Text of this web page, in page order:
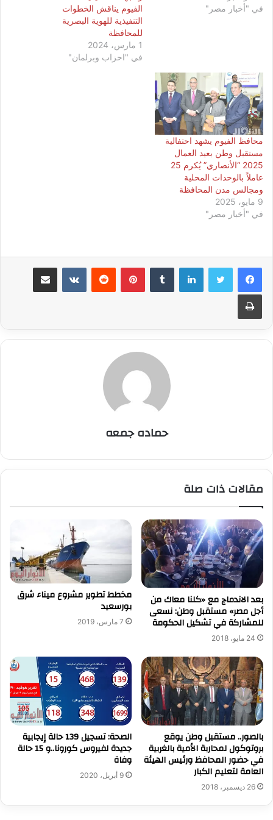
في "أخبار مصر"
الفيوم يناقش الخطوات
التنفيذية للهوية البصرية
للمحافظة
1 مارس، 2024
في "احزاب وبرلمان"
محافظ الفيوم يشهد احتفالية
مستقبل وطن بعيد العمال
2025 “الأنصاري” يُكرم 25
عاملاً بالوحدات المحلية
ومجالس مدن المحافظة
9 مايو، 2025
في "أخبار مصر"
لينكدإن بينتيريست مشاركة عبر البريد
طباعة
حماده جمعه
مقالات ذات صلة
بعد الاندماج مع «كلنا معاك من
أجل مصر» مستقبل وطن: نسعى
للمشاركة في تشكيل الحكومة
24 مايو، 2018
مخطط تطوير مشروع ميناء شرق
بورسعيد
7 مارس، 2019
بالصور.. مستقبل وطن يوقع
بروتوكول لمحاربة الأمية بالغربية
في حضور المحافظ ورئيس الهيئة
العامة لتعليم الكبار
26 ديسمبر، 2018
الصحة: تسجيل 139 حالة إيجابية
جديدة لفيروس كورونا..و 15 حالة
وفاة
9 أبريل، 2020